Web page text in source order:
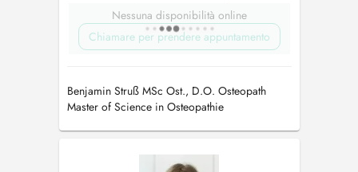
Nessuna disponibilità online
Chiamare per prendere appuntamento
Benjamin Struß MSc Ost., D.O. Osteopath
Master of Science in Osteopathie